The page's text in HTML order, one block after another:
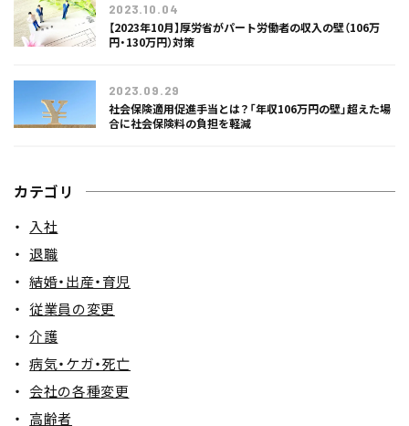
2023.10.04
【2023年10月】厚労省がパート労働者の収入の壁（106万
円・130万円）対策
2023.09.29
社会保険適用促進手当とは？「年収106万円の壁」超えた場
合に社会保険料の負担を軽減
カテゴリ
入社
退職
結婚・出産・育児
従業員の変更
介護
病気・ケガ・死亡
会社の各種変更
高齢者